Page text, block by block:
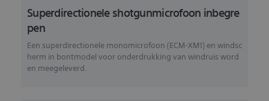
Superdirectionele shotgunmicrofoon inbegre
pen
Een superdirectionele monomicrofoon (ECM-XM1) en windsc
herm in bontmodel voor onderdrukking van windruis word
en meegeleverd.